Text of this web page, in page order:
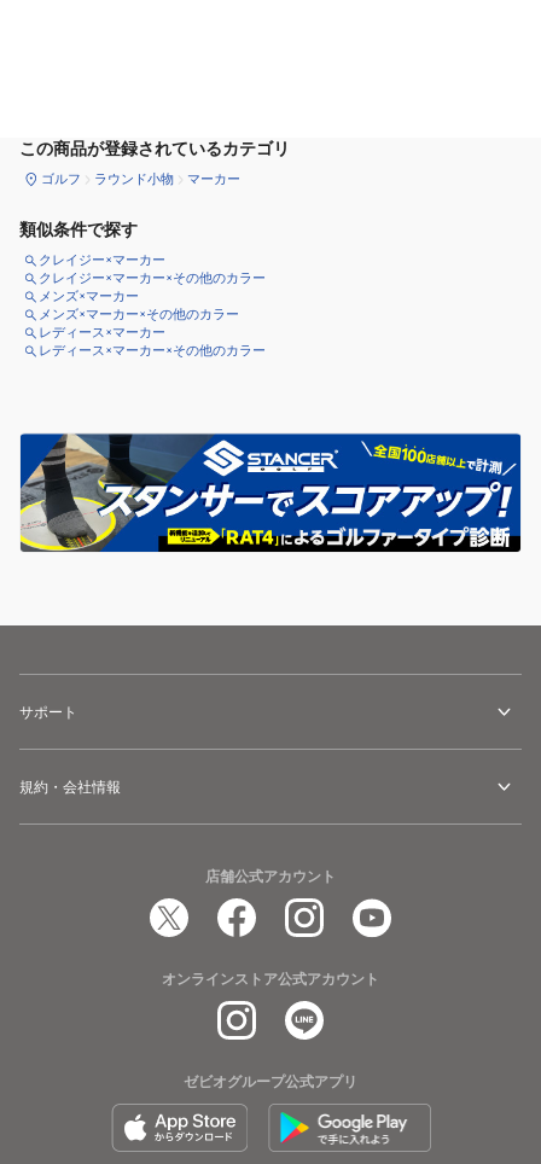
この商品が登録されているカテゴリ
ゴルフ ラウンド小物 マーカー
類似条件で探す
クレイジー×マーカー
クレイジー×マーカー×その他のカラー
メンズ×マーカー
メンズ×マーカー×その他のカラー
レディース×マーカー
レディース×マーカー×その他のカラー
サポート
規約・会社情報
店舗公式アカウント
オンラインストア公式アカウント
ゼビオグループ公式アプリ